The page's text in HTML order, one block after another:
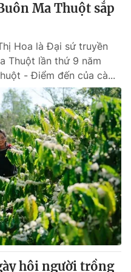
Ma Thuột sắp
Hoa là Đại sứ truyền
Thuột lần thứ 9 năm
- Điểm đến của cà...
hội người trồng